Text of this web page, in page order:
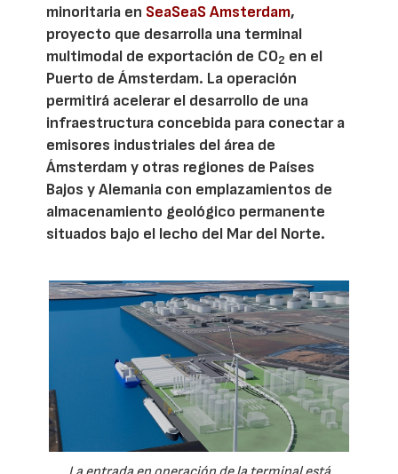
minoritaria en SeaSeaS Amsterdam,
proyecto que desarrolla una terminal
multimodal de exportación de CO2 en el
Puerto de Ámsterdam. La operación
permitirá acelerar el desarrollo de una
infraestructura concebida para conectar a
emisores industriales del área de
Ámsterdam y otras regiones de Países
Bajos y Alemania con emplazamientos de
almacenamiento geológico permanente
situados bajo el lecho del Mar del Norte.